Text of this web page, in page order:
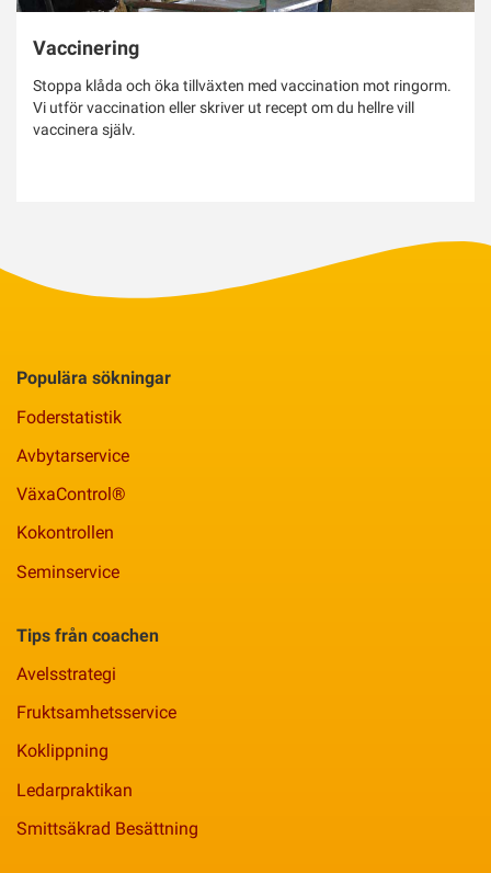
Vaccinering
Stoppa klåda och öka tillväxten med vaccination mot ringorm.
Vi utför vaccination eller skriver ut recept om du hellre vill
vaccinera själv.
Populära sökningar
Foderstatistik
Avbytarservice
VäxaControl®
Kokontrollen
Seminservice
Tips från coachen
Avelsstrategi
Fruktsamhetsservice
Koklippning
Ledarpraktikan
Smittsäkrad Besättning